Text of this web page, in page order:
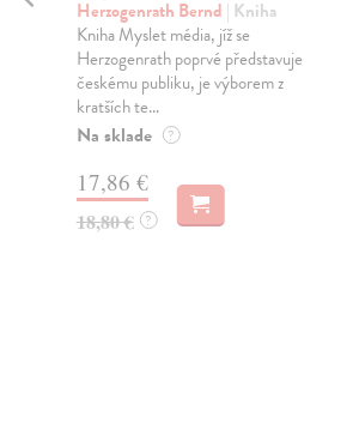
Herzogenrath Bernd | Kniha
Kniha Myslet média, jíž se
Herzogenrath poprvé představuje
českému publiku, je výborem z
kratších te...
Na sklade ?
17,86 €
18,80 € ?